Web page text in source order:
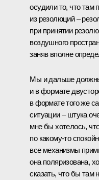
осудили то, что там
из резолюций –
при принятии
воздушного
заняв вполне
Мы и дальше
и в формате
в формате того же
ситуации – штука
мне бы хотелось,
по какому‑то
все механизмы
она поляризована,
сказать, что бы там